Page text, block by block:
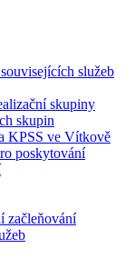
služeb
skupiny
skupin
KPSS ve Vítkově
poskytování
začleňování